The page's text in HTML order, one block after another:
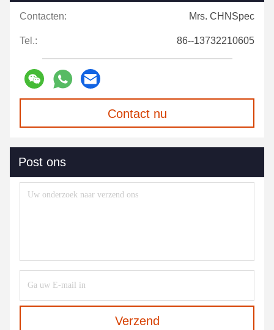
Contacten: Mrs. CHNSpec
Tel.: 86--13732210605
Contact nu
Post ons
Verzend